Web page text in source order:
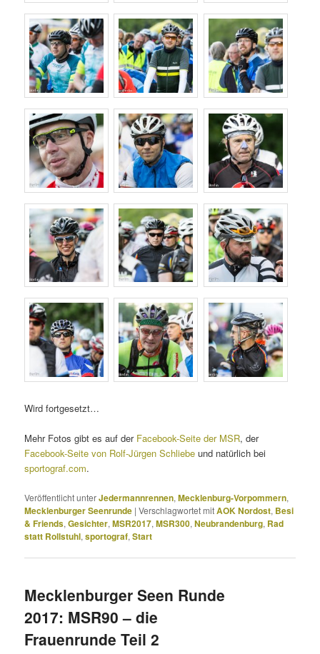
Wird fortgesetzt…
Mehr Fotos gibt es auf der Facebook-Seite der MSR, der
Facebook-Seite von Rolf-Jürgen Schliebe und natürlich bei
sportograf.com.
Veröffentlicht unterJedermannrennen,Mecklenburg-Vorpommern,
Mecklenburger Seenrunde |Verschlagwortet mitAOK Nordost, Besi
& Friends,Gesichter,MSR2017,MSR300,Neubrandenburg, Rad
statt Rollstuhl,sportograf,Start
Mecklenburger Seen Runde
2017: MSR90 – die
Frauenrunde Teil 2